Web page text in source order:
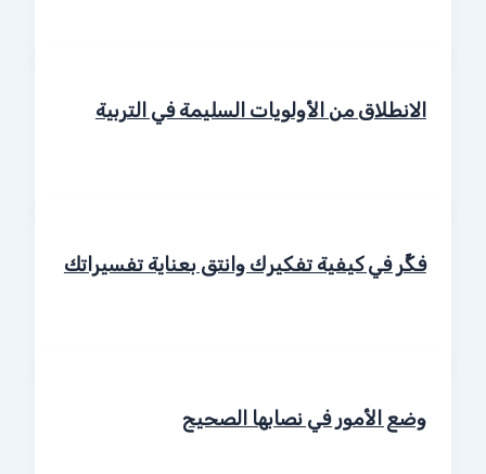
الانطلاق من الأولويات السليمة في التربية
فكِّر في كيفية تفكيرك وانتق بعناية تفسيراتك
وضع الأمور في نصابها الصحيح